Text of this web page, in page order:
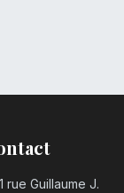
rue Guillaume J.